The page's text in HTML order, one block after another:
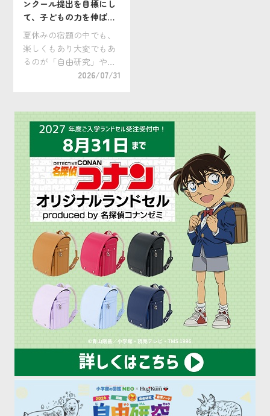
ンクール提出を目標にし
て、子どもの力を伸ばす
夏に！ 小学生向け「自由
研究コンクール」を紹介
夏休みの宿題の中でも、
楽しくもあり大変でもあ
るのが「自由研究」や
「自主学習」。この夏
か？ お子さんの集中力や
粘り強さ、好奇心をいち
だんと伸ばすチャンスで
す！ 作品の提出先として
「 […]
2026/07/31